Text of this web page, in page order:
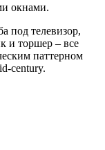
окнами.
под телевизор,
и торшер – все
паттерном
century.